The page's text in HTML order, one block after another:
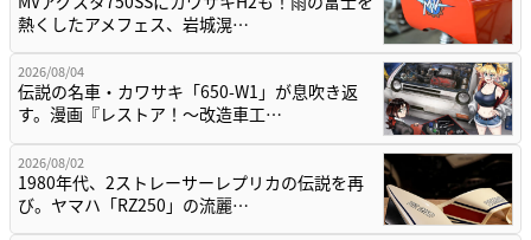
熱くしたアメフェス、岩城滉…
2026/08/04
伝説の名車・カワサキ「650-W1」が息吹き返
す。漫画『レストア！～改造車工…
2026/08/02
1980年代、2ストレーサーレプリカの伝説を再
び。ヤマハ「RZ250」の流麗…